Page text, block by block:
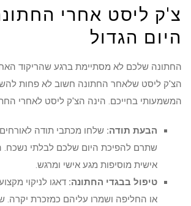
צ'ק ליסט אחרי
היום הגדול
החתונה שלכם לא מסתיימת ברגע שהריקוד
הצ'ק ליסט שלאחר החתונה חשוב לא פחות
המשמעותי בחייכם. הינה הצ'ק ליסט לאחרי
הבעת תודה:שלחו מכתבי תודה לאורחים,
שתרם להפיכת היום שלכם לבלתי נשכח.
אישית מוסיפות מגע אישי ומרגש.
טיפול בבגדי החתונה:דאגו לניקוי
או החליפה ושמרו עליהם כמזכרת יקרה.